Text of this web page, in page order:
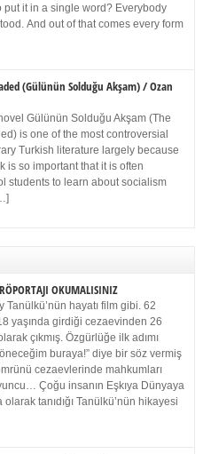
put it in a single word? Everybody
And out of that comes every form
(Gülünün Solduğu Akşam) / Ozan
Gülünün Solduğu Akşam (The
is one of the most controversial
Turkish literature largely because
is so important that it is often
students to learn about socialism
OKUMALISINIZ
Tanülkü’nün hayatı film gibi. 62
yaşında girdiği cezaevinden 26
çıkmış. Özgürlüğe ilk adımı
buraya!” diye bir söz vermiş
cezaevlerinde mahkumları
Çoğu insanın Eşkıya Dünyaya
tanıdığı Tanülkü’nün hikayesi